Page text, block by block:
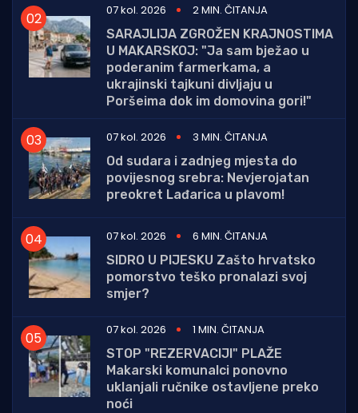
07 kol. 2026
2 MIN. ČITANJA
SARAJLIJA ZGROŽEN KRAJNOSTIMA
U MAKARSKOJ: "Ja sam bježao u
poderanim farmerkama, a
ukrajinski tajkuni divljaju u
Poršeima dok im domovina gori!"
07 kol. 2026
3 MIN. ČITANJA
Od sudara i zadnjeg mjesta do
povijesnog srebra: Nevjerojatan
preokret Lađarica u plavom!
07 kol. 2026
6 MIN. ČITANJA
SIDRO U PIJESKU Zašto hrvatsko
pomorstvo teško pronalazi svoj
smjer?
07 kol. 2026
1 MIN. ČITANJA
STOP "REZERVACIJI" PLAŽE
Makarski komunalci ponovno
uklanjali ručnike ostavljene preko
noći